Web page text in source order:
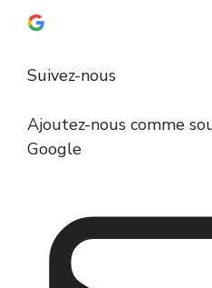
Suivez-nous
Ajoutez-nous comme
Google